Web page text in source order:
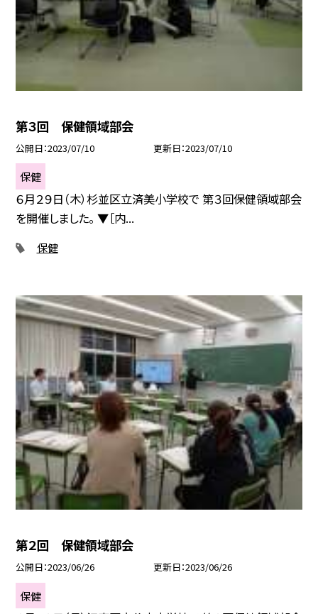
第３回 保健領域部会
公開日 2023/07/10 更新日 2023/07/10
保健
６月２９日（木）杉並区立済美小学校で 第３回保健領域部会
を開催しました。 ▼［内...
保健
第２回 保健領域部会
公開日 2023/06/26 更新日 2023/06/26
保健